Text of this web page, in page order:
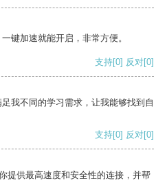
键加速就能开启，非常方便。
支持[0] 反对[0]
我不同的学习需求，让我能够找到自
支持[0] 反对[0]
提供最高速度和安全性的连接，并帮